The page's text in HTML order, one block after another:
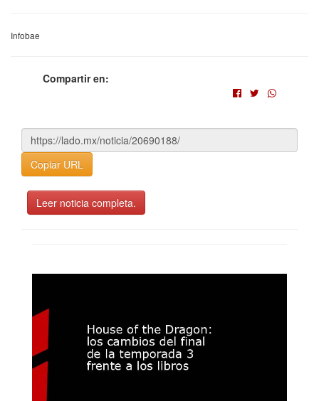
Infobae
Compartir en:
Copiar URL
Leer noticia completa.